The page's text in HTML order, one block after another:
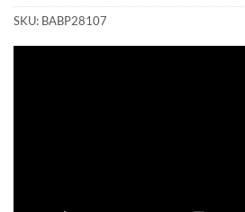
SKU: BABP28107